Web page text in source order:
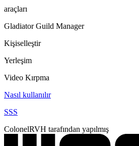
araçları
Gladiator Guild Manager
Kişiselleştir
Yerleşim
Video Kırpma
Nasıl kullanılır
SSS
ColonelRVH tarafından yapılmış